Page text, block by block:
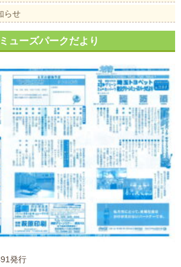
らせ
ミューズパークだより
発行